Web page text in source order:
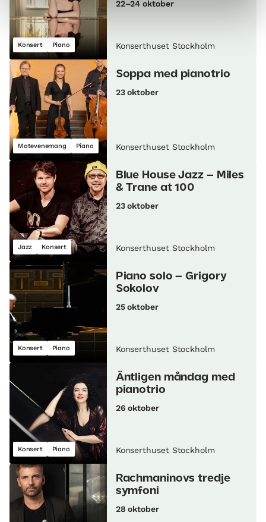
Konsert Piano
22–24 oktober
Konserthuset Stockholm
Matevenemang Piano
Soppa med pianotrio
23 oktober
Konserthuset Stockholm
Jazz Konsert
Blue House Jazz – Miles
& Trane at 100
23 oktober
Konserthuset Stockholm
Konsert Piano
Piano solo – Grigory
Sokolov
25 oktober
Konserthuset Stockholm
Konsert Piano
Äntligen måndag med
pianotrio
26 oktober
Konserthuset Stockholm
Rachmaninovs tredje
symfoni
28 oktober